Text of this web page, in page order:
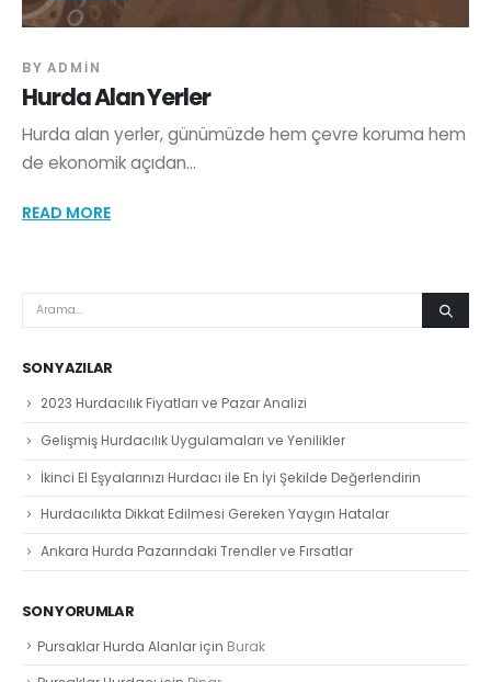
BY ADMIN
Hurda Alan Yerler
Hurda alan yerler, günümüzde hem çevre koruma hem
de ekonomik açıdan...
READ MORE
SON YAZILAR
2023 Hurdacılık Fiyatları ve Pazar Analizi
Gelişmiş Hurdacılık Uygulamaları ve Yenilikler
İkinci El Eşyalarınızı Hurdacı ile En İyi Şekilde Değerlendirin
Hurdacılıkta Dikkat Edilmesi Gereken Yaygın Hatalar
Ankara Hurda Pazarındaki Trendler ve Fırsatlar
SON YORUMLAR
Pursaklar Hurda Alanlariçin Burak